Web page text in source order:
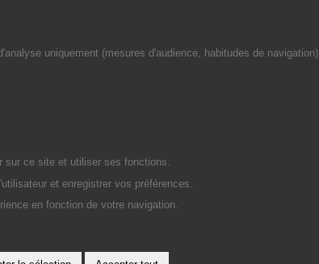
uniquement (mesures d'audience, habitudes de navigation).
sur ce site et utiliser ses fonctions.
et enregistrer vos préférences.
en fonction de votre navigation.